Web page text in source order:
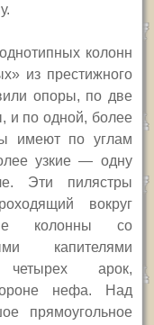
колонн
из престижного
опоры, по две
и по одной, более
имеют по углам
узкие — одну
Эти пилястры
вокруг
колонны со
капителями
четырех арок,
нефа. Над
прямоугольное